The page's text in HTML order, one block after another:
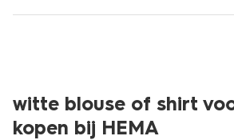
witte blouse of shirt
kopen bij HEMA